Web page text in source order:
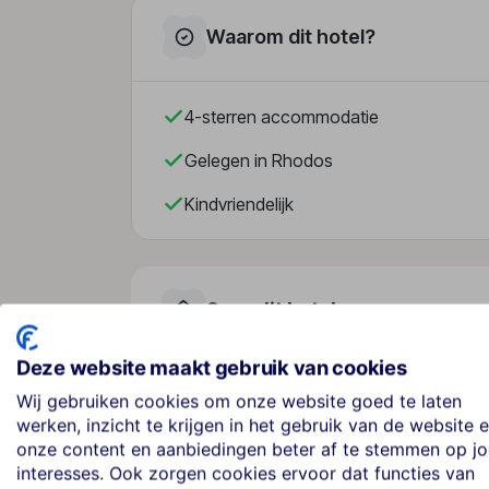
Waarom dit hotel?
4-sterren accommodatie
Gelegen in Rhodos
Kindvriendelijk
Over dit hotel
Best Western Plus Hotel
Griekenland· Rhodos· Rhodos
Deze website maakt gebruik van cookies
Wij gebruiken cookies om onze website goed te laten
werken, inzicht te krijgen in het gebruik van de website
onze content en aanbiedingen beter af te stemmen op
interesses. Ook zorgen cookies ervoor dat functies van